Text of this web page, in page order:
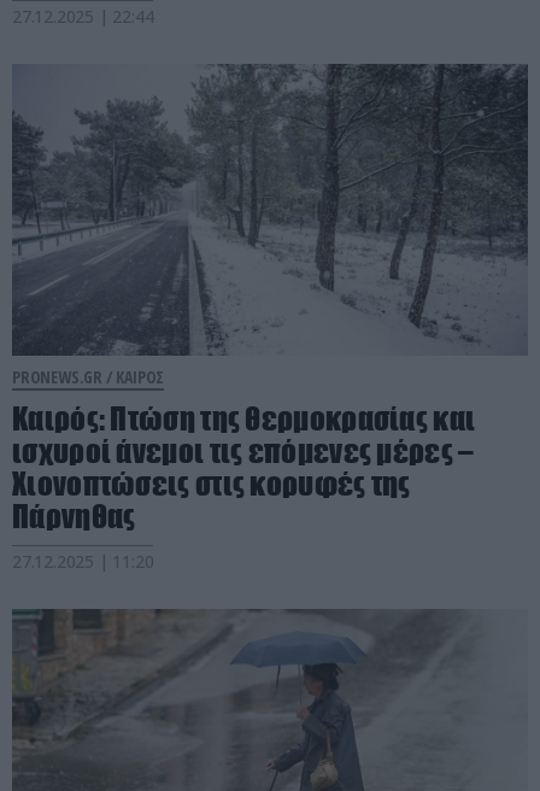
27.12.2025 | 22:44
PRONEWS.GR / ΚΑΙΡΟΣ
Καιρός: Πτώση της θερμοκρασίας και
ισχυροί άνεμοι τις επόμενες μέρες –
Χιονοπτώσεις στις κορυφές της
Πάρνηθας
27.12.2025 | 11:20